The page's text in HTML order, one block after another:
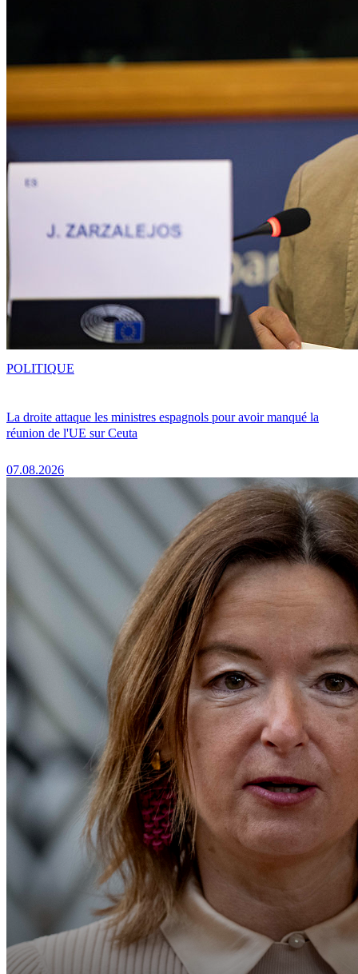
La droite attaque les ministres espagnols pour avoir manqué la
réunion de l'UE sur Ceuta
07.08.2026
POLITIQUE